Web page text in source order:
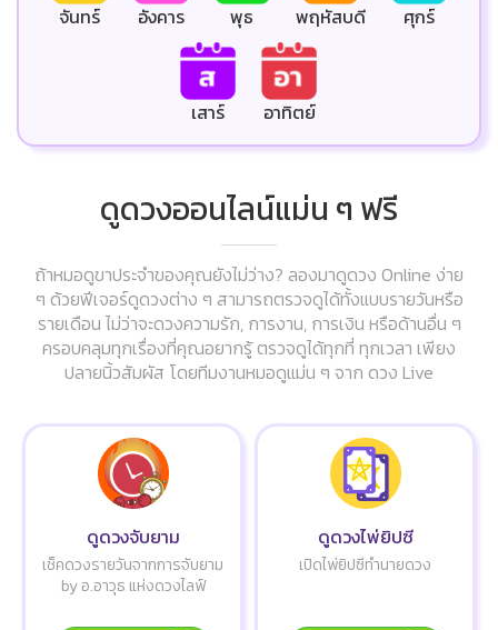
จันทร์ อังคาร พุธ พฤหัสบดี ศุกร์
เสาร์ อาทิตย์
ดูดวงออนไลน์แม่น ๆ ฟรี
ถ้าหมอดูขาประจำของคุณยังไม่ว่าง? ลองมาดูดวง Online ง่าย
ๆ ด้วยฟีเจอร์ดูดวงต่าง ๆ สามารถตรวจดูได้ทั้งแบบรายวันหรือ
รายเดือน ไม่ว่าจะดวงความรัก, การงาน, การเงิน หรือด้านอื่น ๆ
ครอบคลุมทุกเรื่องที่คุณอยากรู้ ตรวจดูได้ทุกที่ ทุกเวลา เพียง
ปลายนิ้วสัมผัส โดยทีมงานหมอดูแม่น ๆ จาก ดวง Live
ดูดวงจับยาม
เช็คดวงรายวันจากการจับยาม
by อ.อาวุธ แห่งดวงไลฟ์
ดูดวงไพ่ยิปซี
เปิดไพ่ยิปซีทำนายดวง